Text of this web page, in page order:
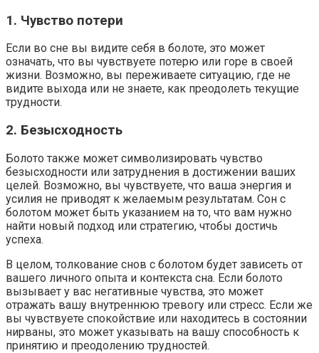
1. Чувство потери
Если во сне вы видите себя в болоте, это может
означать, что вы чувствуете потерю или горе в своей
жизни. Возможно, вы переживаете ситуацию, где не
видите выхода или не знаете, как преодолеть текущие
трудности.
2. Безысходность
Болото также может символизировать чувство
безысходности или затруднения в достижении ваших
целей. Возможно, вы чувствуете, что ваша энергия и
усилия не приводят к желаемым результатам. Сон с
болотом может быть указанием на то, что вам нужно
найти новый подход или стратегию, чтобы достичь
успеха.
В целом, толкование снов с болотом будет зависеть от
вашего личного опыта и контекста сна. Если болото
вызывает у вас негативные чувства, это может
отражать вашу внутреннюю тревогу или стресс. Если же
вы чувствуете спокойствие или находитесь в состоянии
нирваны, это может указывать на вашу способность к
принятию и преодолению трудностей.